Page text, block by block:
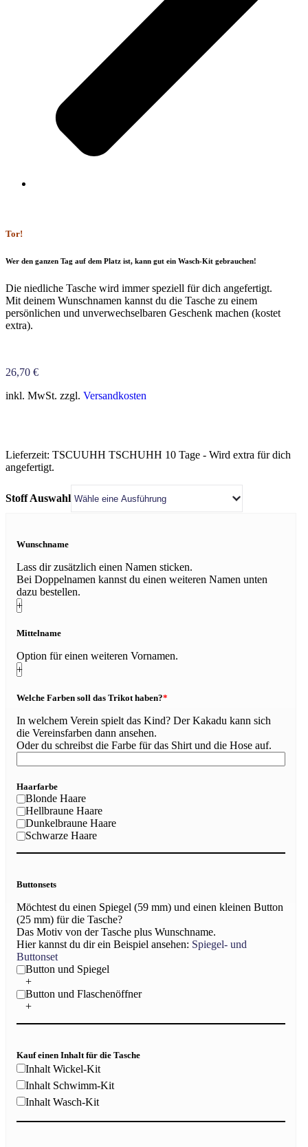
Tor!
Wer den ganzen Tag auf dem Platz ist, kann gut ein Wasch-Kit gebrauchen!
Die niedliche Tasche wird immer speziell für dich angefertigt.
Mit deinem Wunschnamen kannst du die Tasche zu einem
persönlichen und unverwechselbaren Geschenk machen (kostet
extra).
26,70 €
inkl. MwSt. zzgl. Versandkosten
Lieferzeit: TSCUUHH TSCHUHH 10 Tage - Wird extra für dich
angefertigt.
Stoff Auswahl
Wunschname
Lass dir zusätzlich einen Namen sticken.
Bei Doppelnamen kannst du einen weiteren Namen unten
dazu bestellen.
+
Mittelname
Option für einen weiteren Vornamen.
+
*
Welche Farben soll das Trikot haben?
In welchem Verein spielt das Kind? Der Kakadu kann sich
die Vereinsfarben dann ansehen.
Oder du schreibst die Farbe für das Shirt und die Hose auf.
Haarfarbe
Blonde Haare
Hellbraune Haare
Dunkelbraune Haare
Schwarze Haare
Buttonsets
Möchtest du einen Spiegel (59 mm) und einen kleinen Button
(25 mm) für die Tasche?
Das Motiv von der Tasche plus Wunschname.
Hier kannst du dir ein Beispiel ansehen: Spiegel- und
Buttonset
Button und Spiegel
+
Button und Flaschenöffner
+
Kauf einen Inhalt für die Tasche
Inhalt Wickel-Kit
Inhalt Schwimm-Kit
Inhalt Wasch-Kit